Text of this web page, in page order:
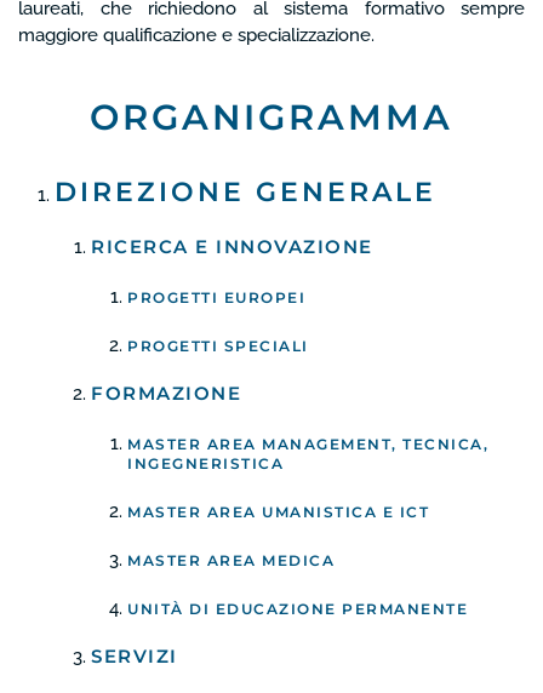
laureati, che richiedono al sistema formativo sempre
maggiore qualificazione e specializzazione.
ORGANIGRAMMA
DIREZIONE GENERALE
RICERCA E INNOVAZIONE
PROGETTI EUROPEI
PROGETTI SPECIALI
FORMAZIONE
MASTER AREA MANAGEMENT, TECNICA,
INGEGNERISTICA
MASTER AREA UMANISTICA E ICT
MASTER AREA MEDICA
UNITÀ DI EDUCAZIONE PERMANENTE
SERVIZI